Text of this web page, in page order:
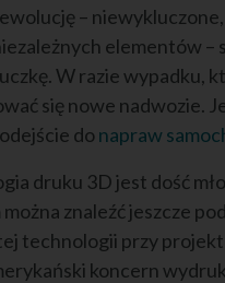
– niewykluczone,
elementów
W razie wypadku,
się nowe nadwozie.
do napraw
druku 3D jest dość
znaleźć jeszcze
technologii przy
koncern